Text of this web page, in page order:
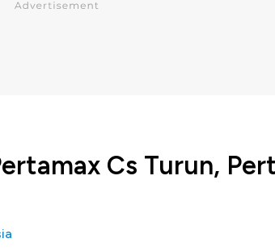
Cs Turun,